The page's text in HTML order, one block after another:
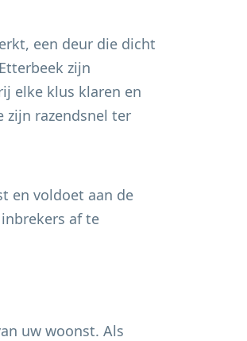
een deur die dicht
Etterbeek zijn
elke klus klaren en
zijn razendsnel ter
en voldoet aan de
af te
uw woonst. Als